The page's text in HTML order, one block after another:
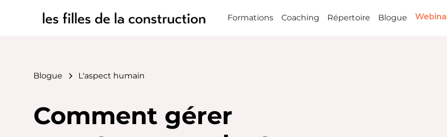
Formations Coaching Répertoire Blogue
Blogue L'aspect humain
Comment gérer